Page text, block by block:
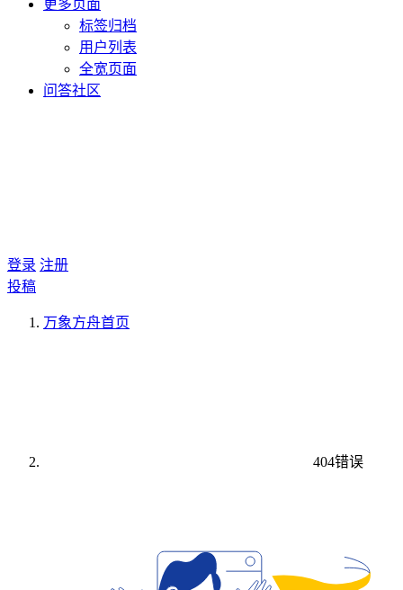
更多页面
标签归档
用户列表
全宽页面
问答社区
登录 注册
投稿
万象方舟首页
404错误